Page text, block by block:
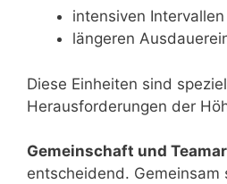
intensiven Intervallen
längeren
Diese Einheiten sind
Herausforderungen der
Gemeinschaft und
entscheidend. Gemeinsam